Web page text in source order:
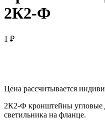
2К2-Ф
1 ₽
Цена рассчитывается
2К2-Ф кронштейны угловые
светильника на фланце.